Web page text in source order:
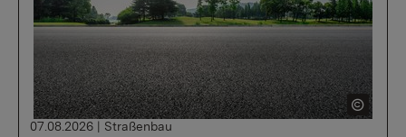
07.08.2026 | Straßenbau